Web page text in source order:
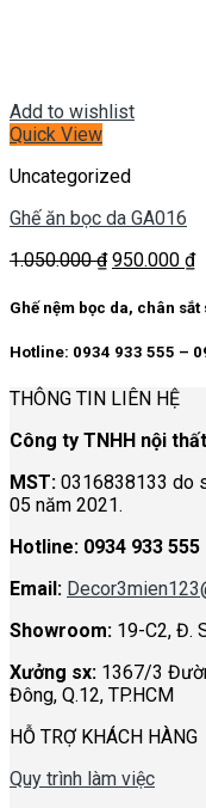
Add to wishlist
Quick View
Uncategorized
Ghế ăn bọc da GA016
1.050.000₫ Giá
là:
950.000 ₫
Ghế nệm bọc da, chân sắt
Hotline: 0934 933 555 –
THÔNG TIN LIÊN HỆ
Công ty TNHH nội
MST: 0316838133 do
05 năm 2021.
Hotline: 0934 933
Email:
Showroom: 19-C2, Đ.
Xưởng sx: 1367/3
Đông, Q.12, TP.HCM
HỖ TRỢ KHÁCH HÀNG
Quy trình làm việc